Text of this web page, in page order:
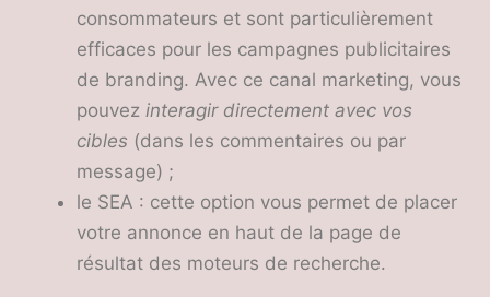
consommateurs et sont particulièrement
efficaces pour les campagnes publicitaires
de branding. Avec ce canal marketing, vous
pouvez interagir directement avec vos
cibles (dans les commentaires ou par
message) ;
le SEA : cette option vous permet de placer
votre annonce en haut de la page de
résultat des moteurs de recherche.